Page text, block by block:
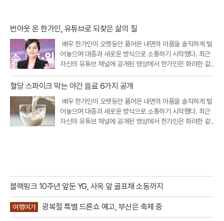
번아웃 온 한가인, 유튜브로 되찾은 삶의 질
배우 한가인이 오랫동안 품어온 내면의 아픔을 솔직하게 털
어놓으며 대중과 새로운 방식으로 소통하기 시작했다. 최근
자신의 유튜브 채널에 공개된 영상에서 한가인은 화려한 겉..
혈당 스파이크 막는 야간 음료 6가지 공개
배우 한가인이 오랫동안 품어온 내면의 아픔을 솔직하게 털
어놓으며 대중과 새로운 방식으로 소통하기 시작했다. 최근
자신의 유튜브 채널에 공개된 영상에서 한가인은 화려한 겉..
블랙핑크 10주년 앞둔 YG, 사옥 앞 골프채 소동까지
여행여가 광복절 특별 드론쇼 예고, 부산은 축제 중